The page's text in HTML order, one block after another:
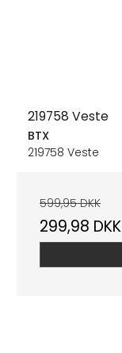
219758 Veste
BTX
219758 Veste
599,95 DKK
299,98 DKK